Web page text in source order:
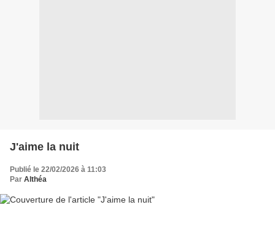
J'aime la nuit
Publié le 22/02/2026 à 11:03
Par Althéa